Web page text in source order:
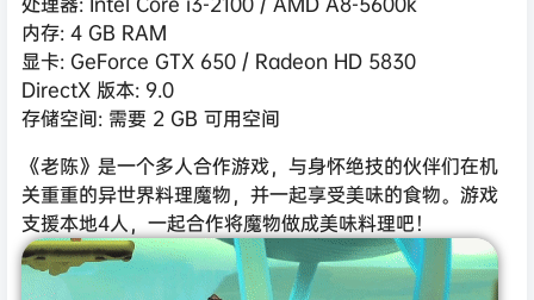
内存: 4 GB RAM
显卡: GeForce GTX 650 / Radeon HD 5830
DirectX 版本: 9.0
存储空间: 需要 2 GB 可用空间
《老陈》是一个多人合作游戏，与身怀绝技的伙伴们在机
关重重的异世界料理魔物，并一起享受美味的食物。游戏
支援本地4人，一起合作将魔物做成美味料理吧！